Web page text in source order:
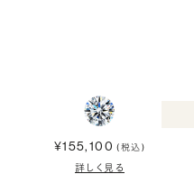
¥155,100 (税込)
詳しく見る